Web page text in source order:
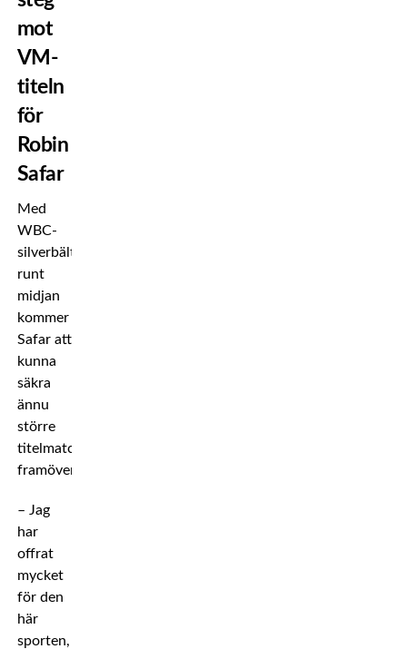
mot
VM-
titeln
för
Robin
Safar
Med
WBC-
silverbältet
runt
midjan
kommer
Safar att
kunna
säkra
ännu
större
titelmatcher
framöver.
– Jag
har
offrat
mycket
för den
här
sporten,